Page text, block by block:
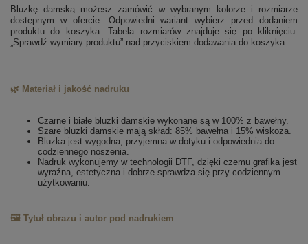
Bluzkę damską możesz zamówić w wybranym kolorze i rozmiarze
dostępnym w ofercie. Odpowiedni wariant wybierz przed dodaniem
produktu do koszyka. Tabela rozmiarów znajduje się po kliknięciu:
„Sprawdź wymiary produktu” nad przyciskiem dodawania do koszyka.
🌿 Materiał i jakość nadruku
Czarne i białe bluzki damskie wykonane są w 100% z bawełny.
Szare bluzki damskie mają skład: 85% bawełna i 15% wiskoza.
Bluzka jest wygodna, przyjemna w dotyku i odpowiednia do
codziennego noszenia.
Nadruk wykonujemy w technologii DTF, dzięki czemu grafika jest
wyraźna, estetyczna i dobrze sprawdza się przy codziennym
użytkowaniu.
🖼️ Tytuł obrazu i autor pod nadrukiem